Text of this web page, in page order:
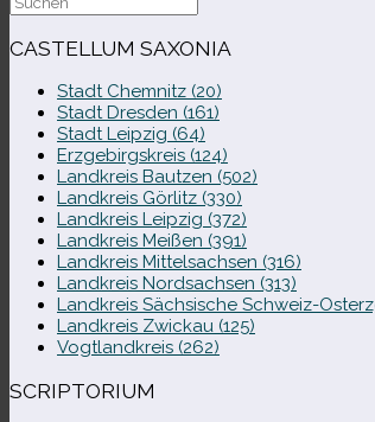
nach:
CASTELLUM SAXONIA
Stadt Chemnitz (20)
Stadt Dresden (161)
Stadt Leipzig (64)
Erzgebirgskreis (124)
Landkreis Bautzen (502)
Landkreis Görlitz (330)
Landkreis Leipzig (372)
Landkreis Meißen (391)
Landkreis Mittelsachsen (316)
Landkreis Nordsachsen (313)
Landkreis Sächsische Schweiz-​
Landkreis Zwickau (125)
Vogtlandkreis (262)
SCRIPTORIUM